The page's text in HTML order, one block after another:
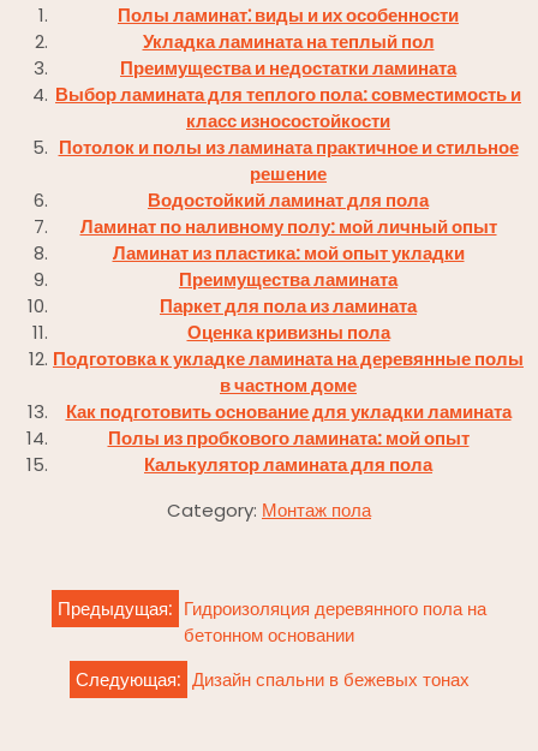
Полы ламинат⁚ виды и их особенности
Укладка ламината на теплый пол
Преимущества и недостатки ламината
Выбор ламината для теплого пола: совместимость и
класс износостойкости
Потолок и полы из ламината практичное и стильное
решение
Водостойкий ламинат для пола
Ламинат по наливному полу: мой личный опыт
Ламинат из пластика: мой опыт укладки
Преимущества ламината
Паркет для пола из ламината
Оценка кривизны пола
Подготовка к укладке ламината на деревянные полы
в частном доме
Как подготовить основание для укладки ламината
Полы из пробкового ламината: мой опыт
Калькулятор ламината для пола
Category: Монтаж пола
Навигация
записям
Предыдущая: Гидроизоляция деревянного пола на
бетонном основании
Следующая: Дизайн спальни в бежевых тонах